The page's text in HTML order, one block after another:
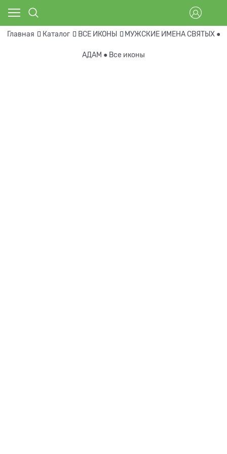
Главная Каталог ВСЕ ИКОНЫ МУЖСКИЕ ИМЕНА СВЯТЫХ ●
АДАМ ● Все иконы